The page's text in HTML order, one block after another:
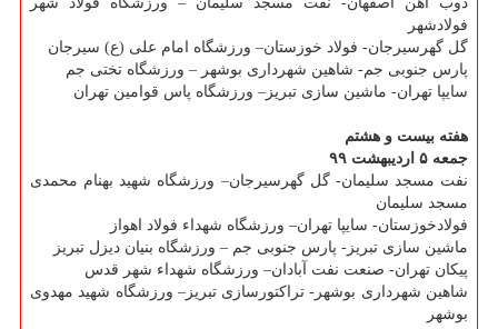
فولادشهر
گل گهرسیرجان- فولاد خوزستان– ورزشگاه امام علی (ع) سیرجان
پارس جنوبی جم- شاهین شهرداری بوشهر – ورزشگاه تختی جم
سایپا تهران- ماشین سازی تبریز– ورزشگاه پاس قوامین تهران
هفته بیست و هشتم
جمعه ۵ اردیبهشت ۹۹
نفت مسجد سلیمان- گل گهرسیرجان– ورزشگاه شهید بهنام محمدی
مسجد سلیمان
فولادخوزستان- سایپا تهران– ورزشگاه شهداء فولاد اهواز
ماشین سازی تبریز- پارس جنوبی جم – ورزشگاه بنیان دیزل تبریز
پیكان تهران- صنعت نفت آبادان– ورزشگاه شهداء شهر قدس
شاهین شهرداری بوشهر- تراكتورسازی تبریز– ورزشگاه شهید مهدوی
بوشهر